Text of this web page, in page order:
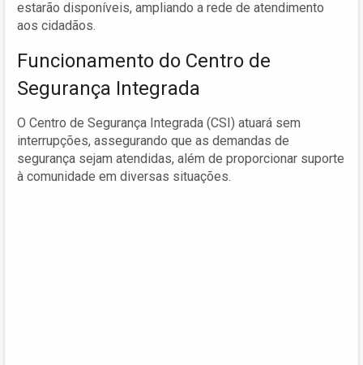
estarão disponíveis, ampliando a rede de atendimento
aos cidadãos.
Funcionamento do Centro de
Segurança Integrada
O Centro de Segurança Integrada (CSI) atuará sem
interrupções, assegurando que as demandas de
segurança sejam atendidas, além de proporcionar suporte
à comunidade em diversas situações.